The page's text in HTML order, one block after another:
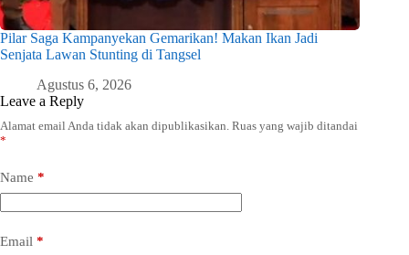
Pilar Saga Kampanyekan Gemarikan! Makan Ikan Jadi
Senjata Lawan Stunting di Tangsel
Agustus 6, 2026
Leave a Reply
Alamat email Anda tidak akan dipublikasikan. Ruas yang wajib ditandai
*
Name *
Email *